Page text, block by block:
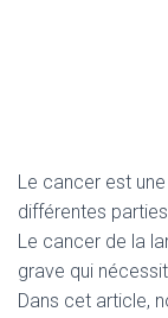
Le cancer est
différentes
Le cancer de la
grave qui
Dans cet article,